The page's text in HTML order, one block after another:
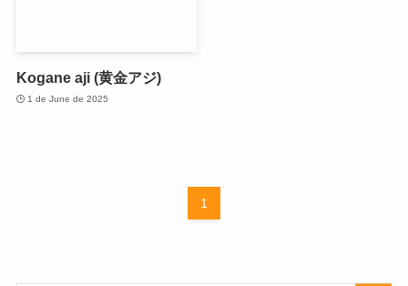
Kogane aji (黄金アジ)
1 de June de 2025
1